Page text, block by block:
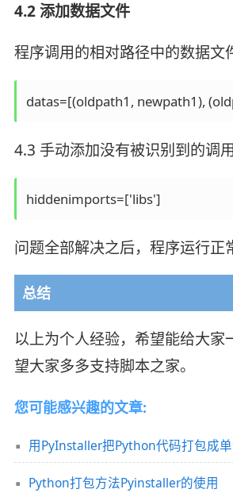
4.2 添加数据文件
程序调用的相对路径中的数据文
datas=[(oldpath1, newpath1),
4.3 手动添加没有被识别到的调
hiddenimports=['libs']
问题全部解决之后，程序运行正
总结
以上为个人经验，希望能给大家
望大家多多支持脚本之家。
您可能感兴趣的文章:
Python打包方法Pyinstaller的使用